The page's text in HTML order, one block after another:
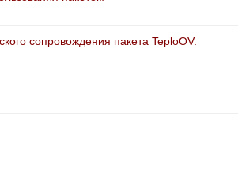
сопровождения пакета TeploOV.